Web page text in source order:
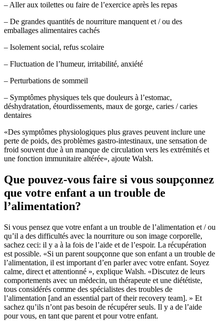
– Aller aux toilettes ou faire de l’exercice après les repas
– De grandes quantités de nourriture manquent et / ou des
emballages alimentaires cachés
– Isolement social, refus scolaire
– Fluctuation de l’humeur, irritabilité, anxiété
– Perturbations de sommeil
– Symptômes physiques tels que douleurs à l’estomac,
déshydratation, étourdissements, maux de gorge, caries / caries
dentaires
«Des symptômes physiologiques plus graves peuvent inclure une
perte de poids, des problèmes gastro-intestinaux, une sensation de
froid souvent due à un manque de circulation vers les extrémités et
une fonction immunitaire altérée», ajoute Walsh.
Que pouvez-vous faire si vous soupçonnez
que votre enfant a un trouble de
l’alimentation?
Si vous pensez que votre enfant a un trouble de l’alimentation et / ou
qu’il a des difficultés avec la nourriture ou son image corporelle,
sachez ceci: il y a à la fois de l’aide et de l’espoir. La récupération
est possible. «Si un parent soupçonne que son enfant a un trouble de
l’alimentation, il est important d’en parler avec votre enfant. Soyez
calme, direct et attentionné », explique Walsh. «Discutez de leurs
comportements avec un médecin, un thérapeute et une diététiste,
tous considérés comme des spécialistes des troubles de
l’alimentation [and an essential part of their recovery team]. » Et
sachez qu’ils n’ont pas besoin de récupérer seuls. Il y a de l’aide
pour vous, en tant que parent et pour votre enfant.